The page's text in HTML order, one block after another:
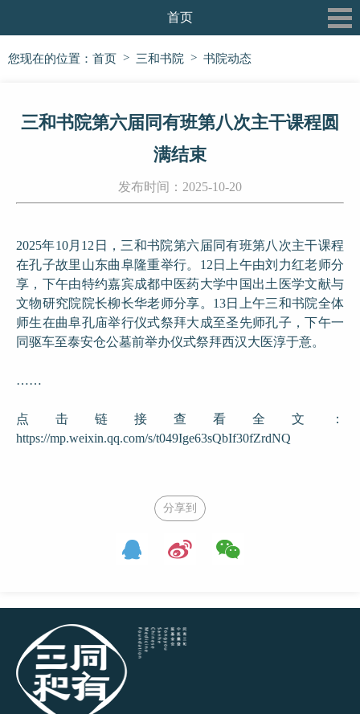
首页
关于我们
三和书院
三和论坛
三和公益行
党建专栏
您现在的位置： 首页 > 三和书院 > 书院动态
三和书院第六届同有班第八次主干课程圆
满结束
发布时间：2025-10-20
2025年10月12日，三和书院第六届同有班第八次主干课程
在孔子故里山东曲阜隆重举行。12日上午由刘力红老师分
享，下午由特约嘉宾成都中医药大学中国出土医学文献与
文物研究院院长柳长华老师分享。13日上午三和书院全体
师生在曲阜孔庙举行仪式祭拜大成至圣先师孔子，下午一
同驱车至泰安仓公墓前举办仪式祭拜西汉大医淳于意。
……
点击链接查看全文：
https://mp.weixin.qq.com/s/t049Ige63sQbIf30fZrdNQ
分享到